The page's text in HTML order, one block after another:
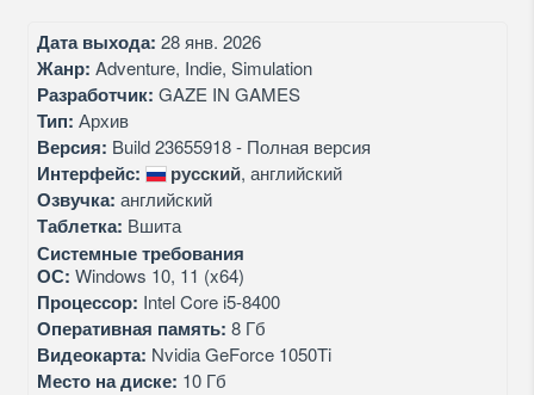
Дата выхода: 28 янв. 2026
Жанр: Adventure, Indie, Simulation
Разработчик: GAZE IN GAMES
Тип: Архив
Версия: Build 23655918 - Полная версия
Интерфейс: русский, английский
Озвучка: английский
Таблетка: Вшита
Системные требования
ОС: Windows 10, 11 (x64)
Процессор: Intel Core i5-8400
Оперативная память: 8 Гб
Видеокарта: Nvidia GeForce 1050Ti
Место на диске: 10 Гб